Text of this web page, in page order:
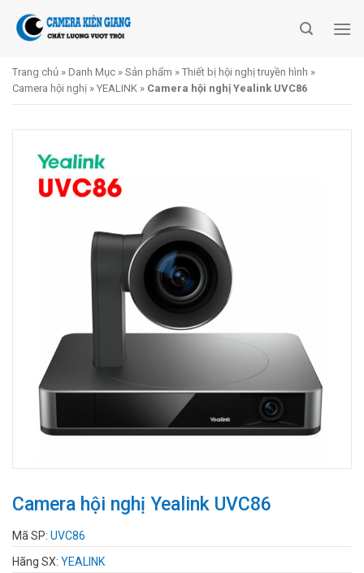
Trang chủ » Danh Mục » Sản phẩm » Thiết bị hội nghị truyền hình »
Camera hội nghị » YEALINK » Camera hội nghị Yealink UVC86
Camera hội nghị Yealink UVC86
Mã SP: UVC86
Hãng SX: YEALINK